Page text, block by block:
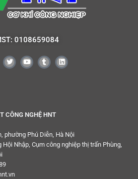
0108659084
CÔNG NGHỆ HNT
phường Phú Diễn, Hà Nội
Hội Nhập, Cụm công nghiệp thị trấn Phùng,